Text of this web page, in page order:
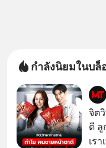
กำลังนิยมในบล็
จิต
ดี
เร